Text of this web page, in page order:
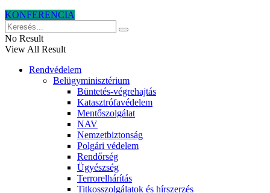
KONFERENCIA
No Result
View All Result
Rendvédelem
Belügyminisztérium
Büntetés-végrehajtás
Katasztrófavédelem
Mentőszolgálat
NAV
Nemzetbiztonság
Polgári védelem
Rendőrség
Ügyészség
Terrorelhárítás
Titkosszolgálatok és hírszerzés